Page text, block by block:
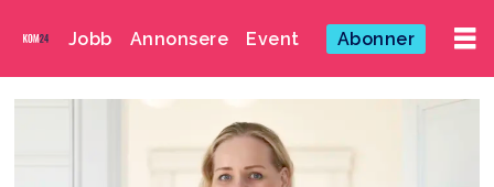
Jobb Annonsere Event Abonner